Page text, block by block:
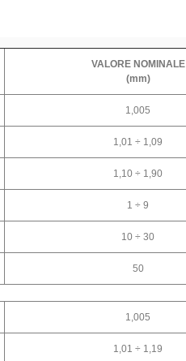
VALORE NOMINALE
(mm)
1,005
1,01 ÷ 1,09
1,10 ÷ 1,90
1 ÷ 9
10 ÷ 30
50
1,005
1,01 ÷ 1,19